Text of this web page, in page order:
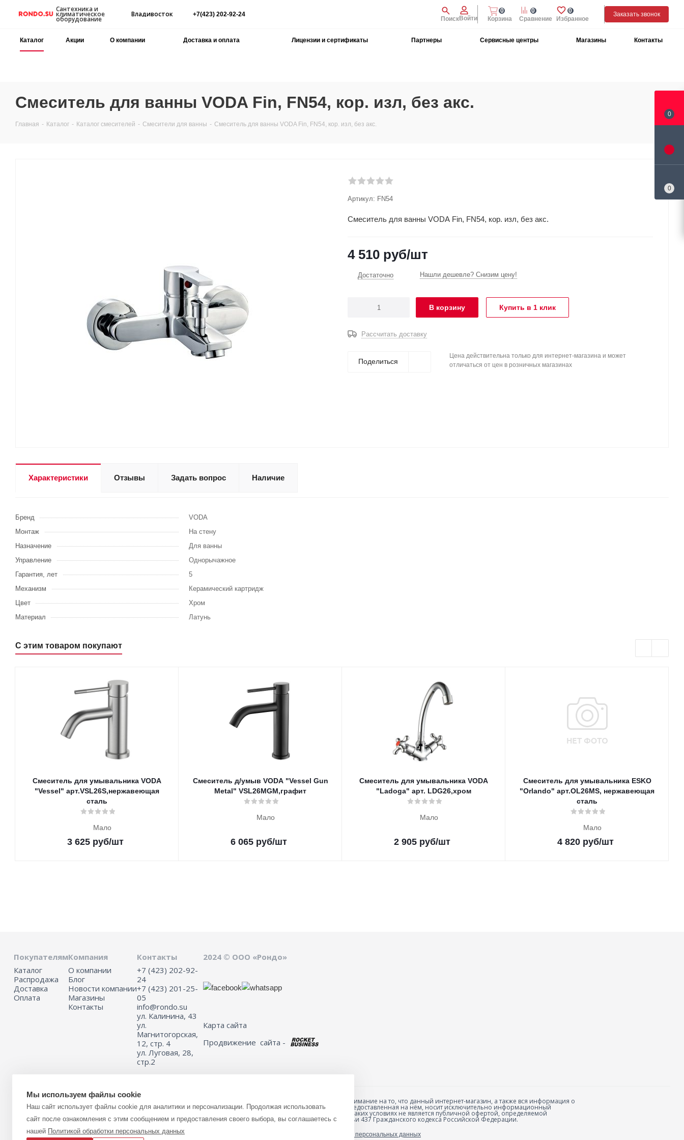
Сантехника и
климатическое
оборудование
Владивосток +7(423) 202-92-24
ПоискВойти Избранное
0
Сравнение
0
Корзина
0
Заказать звонок
Каталог Акции О компании Доставка и оплата Лицензии и сертификаты Партнеры Сервисные центры Магазины Контакты
Смеситель для ванны VODA Fin, FN54, кор. изл, без акс.
Главная - Каталог - Каталог смесителей - Смесители для ванны - Смеситель для ванны VODA Fin, FN54, кор. изл, без акс.
Артикул: FN54
Смеситель для ванны VODA Fin, FN54, кор. изл, без акс.
4 510 руб/шт
Достаточно Нашли дешевле? Снизим цену!
В корзину Купить в 1 клик
Рассчитать доставку
Поделиться
Цена действительна только для интернет-магазина и может
отличаться от цен в розничных магазинах
Характеристики Отзывы Задать вопрос Наличие
Бренд
VODA
Монтаж
На стену
Назначение
Для ванны
Управление
Однорычажное
Гарантия, лет
5
Механизм
Керамический картридж
Цвет
Хром
Материал
Латунь
С этим товаром покупают
Смеситель для умывальника VODA
"Vessel" арт.VSL26S,нержавеющая
сталь
Мало
3 625руб/шт
Смеситель д/умыв VODA "Vessel Gun
Metal" VSL26MGM,графит
Мало
6 065руб/шт
Смеситель для умывальника VODA
"Ladoga" арт. LDG26,хром
Мало
2 905руб/шт
Смеситель для умывальника ESKO
"Orlando" арт.OL26MS, нержавеющая
сталь
Мало
4 820руб/шт
Покупателям
Каталог
Распродажа
Доставка
Оплата
Компания
О компании
Блог
Новости компании
Магазины
Контакты
Контакты
+7 (423) 202-92-
24
+7 (423) 201-25-
05
info@rondo.su
ул. Калинина, 43
ул.
Магнитогорская,
12, стр. 4
ул. Луговая, 28,
стр.2
2024 © ООО «Рондо»
Карта сайта
Продвижение сайта -
Информация на сайте не является публичной офертой.
Для получения подробной информации о наличии и стоимости указанных товаров и
(или) услуг, пожалуйста, обращайтесь к менеджеру сайта с помощью специальной формы
Обращаем ваше внимание на то, что данный интернет-магазин, а также вся информация о
товарах и ценах, предоставленная на нём, носит исключительно информационный
характер и ни при каких условиях не является публичной офертой, определяемой
положениями Статьи 437 Гражданского кодекса Российской Федерации.
Политика обработки персональных данных
Мы используем файлы cookie
Наш сайт использует файлы cookie для аналитики и персонализации. Продолжая использовать
сайт после ознакомления с этим сообщением и предоставления своего выбора, вы соглашаетесь с
нашей Политикой обработки персональных данных
0
0